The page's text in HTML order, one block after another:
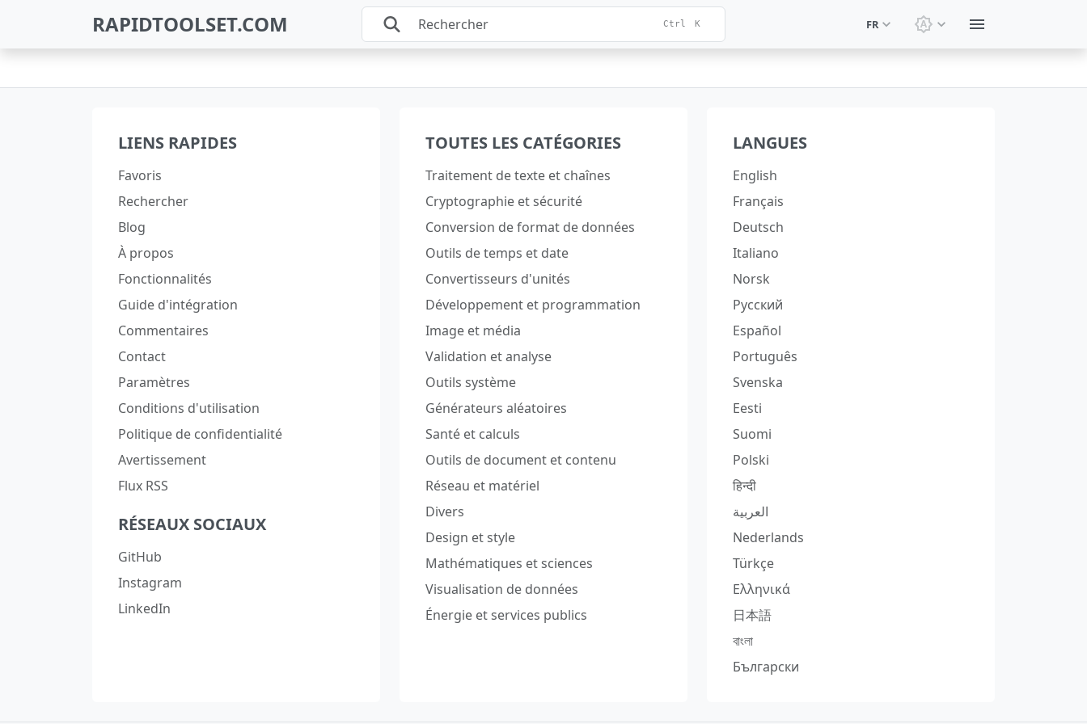
RAPIDTOOLSET.COM Ctrl K FR Changer le thème:
LIENS RAPIDES
Favoris
Rechercher
Blog
À propos
Fonctionnalités
Guide d'intégration
Commentaires
Contact
Paramètres
Conditions d'utilisation
Politique de confidentialité
Avertissement
Flux RSS
RÉSEAUX SOCIAUX
GitHub
Instagram
LinkedIn
TOUTES LES CATÉGORIES
Traitement de texte et chaînes
Cryptographie et sécurité
Conversion de format de données
Outils de temps et date
Convertisseurs d'unités
Développement et programmation
Image et média
Validation et analyse
Outils système
Générateurs aléatoires
Santé et calculs
Outils de document et contenu
Réseau et matériel
Divers
Design et style
Mathématiques et sciences
Visualisation de données
Énergie et services publics
LANGUES
English
Français
Deutsch
Italiano
Norsk
Русский
Español
Português
Svenska
Eesti
Suomi
Polski
हिन्दी
العربية
Nederlands
Türkçe
Ελληνικά
日本語
বাংলা
Български